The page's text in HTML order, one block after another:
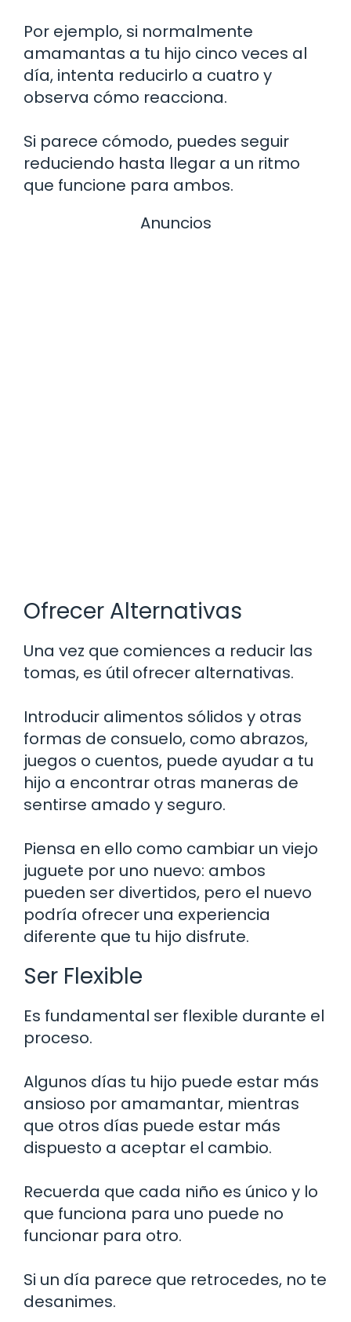
Por ejemplo, si normalmente
amamantas a tu hijo cinco veces al
día, intenta reducirlo a cuatro y
observa cómo reacciona.
Si parece cómodo, puedes seguir
reduciendo hasta llegar a un ritmo
que funcione para ambos.
Anuncios
Ofrecer Alternativas
Una vez que comiences a reducir las
tomas, es útil ofrecer alternativas.
Introducir alimentos sólidos y otras
formas de consuelo, como abrazos,
juegos o cuentos, puede ayudar a tu
hijo a encontrar otras maneras de
sentirse amado y seguro.
Piensa en ello como cambiar un viejo
juguete por uno nuevo: ambos
pueden ser divertidos, pero el nuevo
podría ofrecer una experiencia
diferente que tu hijo disfrute.
Ser Flexible
Es fundamental ser flexible durante el
proceso.
Algunos días tu hijo puede estar más
ansioso por amamantar, mientras
que otros días puede estar más
dispuesto a aceptar el cambio.
Recuerda que cada niño es único y lo
que funciona para uno puede no
funcionar para otro.
Si un día parece que retrocedes, no te
desanimes.